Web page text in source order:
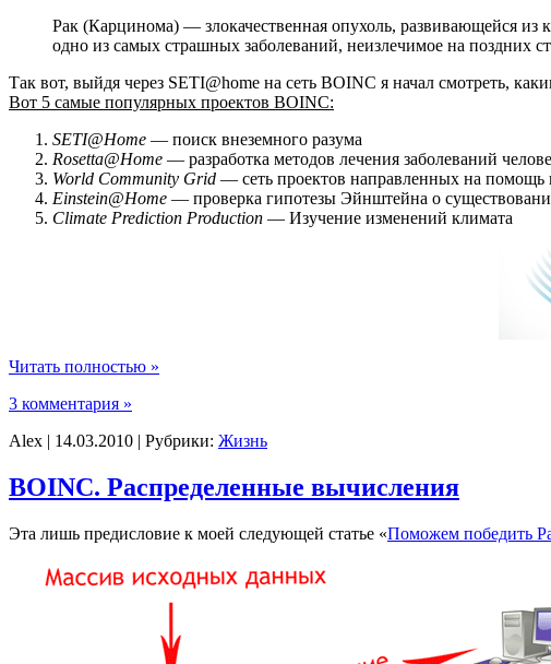
Рак (Карцинома) — злокачественная опухоль, развивающейся
одно из самых страшных заболеваний, неизлечимое на поздних
Так вот, выйдя через SETI@home на сеть BOINC я начал смотреть,
Вот 5 самые популярных проектов BOINC:
SETI@Home — поиск внеземного разума
Rosetta@Home — разработка методов лечения заболеваний
World Community Grid — сеть проектов направленных на помощь
Einstein@Home — проверка гипотезы Эйнштейна о
Climate Prediction Production — Изучение изменений климата
Читать полностью »
3 комментария »
Alex | 14.03.2010 | Рубрики: Жизнь
BOINC. Распределенные вычисления
Эта лишь предисловие к моей следующей статье «Поможем победить